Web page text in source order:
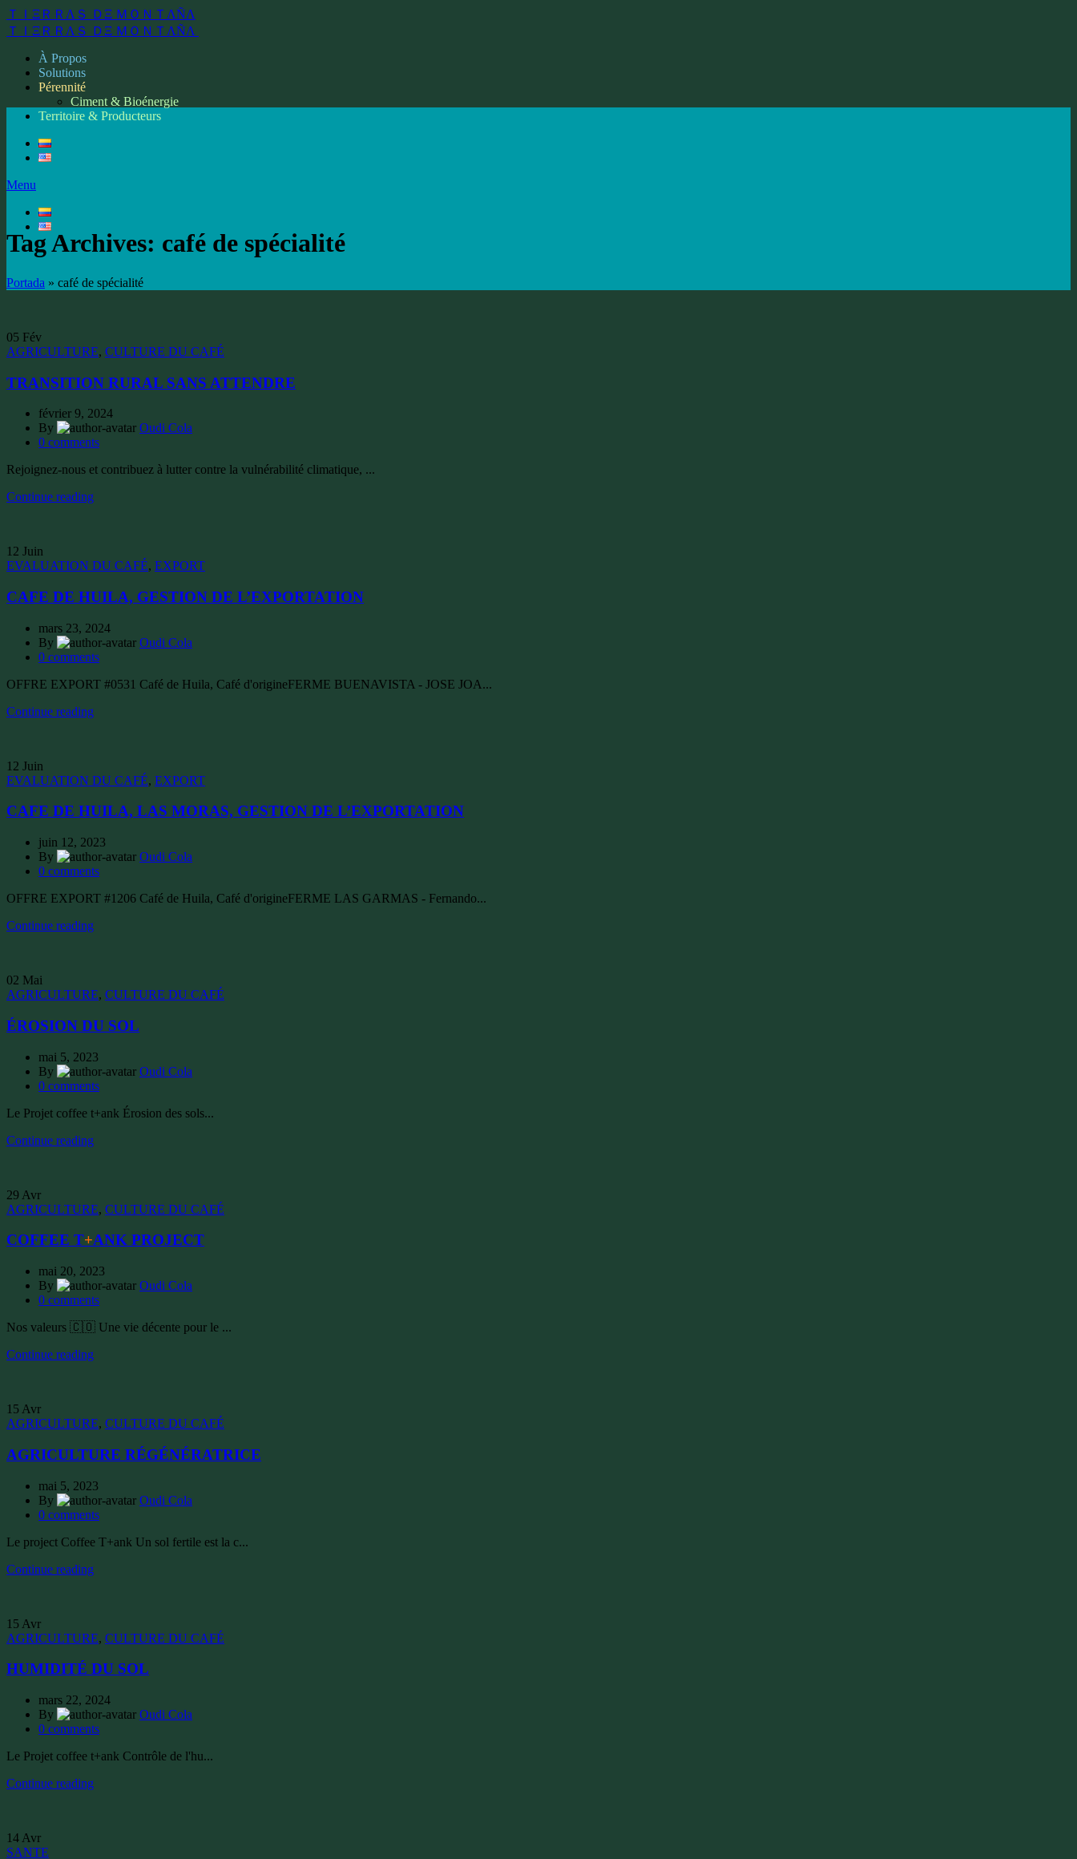
ＴＩΞＲＲΛＳ ＤΞ ＭＯＮＴΛÑΛ
ＴＩΞＲＲΛＳ ＤΞ ＭＯＮＴΛÑΛ
À Propos
Solutions
Pérennité
Ciment & Bioénergie
Territoire & Producteurs
Menu
Tag Archives: café de spécialité
Portada » café de spécialité
05 Fév
AGRICULTURE, CULTURE DU CAFÉ
TRANSITION RURAL SANS ATTENDRE
février 9, 2024
By
Oudi Cola
0 comments
Rejoignez-nous et contribuez à lutter contre la vulnérabilité climatique, ...
Continue reading
12 Juin
EVALUATION DU CAFÉ, EXPORT
CAFE DE HUILA, GESTION DE L’EXPORTATION
mars 23, 2024
By
Oudi Cola
0 comments
OFFRE EXPORT #0531 Café de Huila, Café d'origine​ FERME BUENAVISTA - JOSE JOA...
Continue reading
12 Juin
EVALUATION DU CAFÉ, EXPORT
CAFE DE HUILA, LAS MORAS, GESTION DE L’EXPORTATION
juin 12, 2023
By
Oudi Cola
0 comments
OFFRE EXPORT #1206 Café de Huila, Café d'origine​ FERME LAS GARMAS - Fernando...
Continue reading
02 Mai
AGRICULTURE, CULTURE DU CAFÉ
ÉROSION DU SOL
mai 5, 2023
By
Oudi Cola
0 comments
Le Projet coffee t+ank Érosion des sols...
Continue reading
29 Avr
AGRICULTURE, CULTURE DU CAFÉ
COFFEE T+ANK PROJECT
mai 20, 2023
By
Oudi Cola
0 comments
Nos valeurs 🇨🇴 Une vie décente pour le ...
Continue reading
15 Avr
AGRICULTURE, CULTURE DU CAFÉ
AGRICULTURE RÉGÉNÉRATRICE
mai 5, 2023
By
Oudi Cola
0 comments
Le project Coffee T+ank Un sol fertile est la c...
Continue reading
15 Avr
AGRICULTURE, CULTURE DU CAFÉ
HUMIDITÉ DU SOL
mars 22, 2024
By
Oudi Cola
0 comments
Le Projet coffee t+ank Contrôle de l'hu...
Continue reading
14 Avr
SANTE